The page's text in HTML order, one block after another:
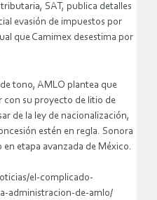
SAT, publica detalles
evasión de impuestos por
que Camimex desestima por
tono, AMLO plantea que
con su proyecto de litio de
de la ley de nacionalización,
estén en regla. Sonora
etapa avanzada de México.
el-complicado-
administracion-de-amlo/